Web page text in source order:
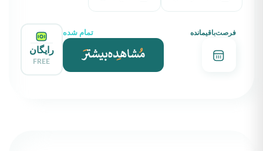
فرصت‌باقیمانده تمام شده
رایگان
FREE